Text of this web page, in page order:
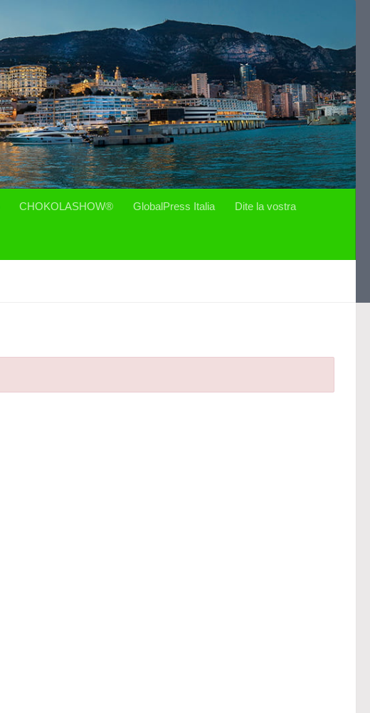
CHOKOLASHOW® GlobalPress Italia Dite la vostra